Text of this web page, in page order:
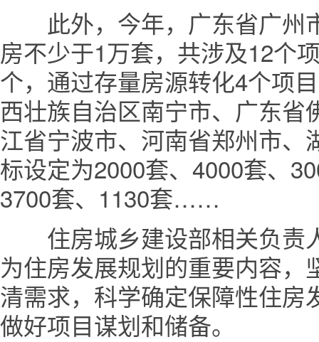
此外，今年，广东省广州
房不少于1万套，共涉及12个
个，通过存量房源转化4个项
西壮族自治区南宁市、广东
江省宁波市、河南省郑州市、
标设定为2000套、4000套、
3700套、1130套……
住房城乡建设部相关负责
为住房发展规划的重要内容
清需求，科学确定保障性住房
做好项目谋划和储备。